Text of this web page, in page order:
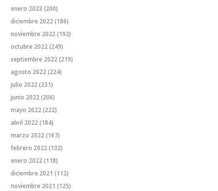
enero 2023 (200)
diciembre 2022(186)
noviembre 2022(192)
octubre 2022(249)
septiembre 2022(219)
agosto 2022(224)
julio 2022(231)
junio 2022(206)
mayo 2022(222)
abril 2022(184)
marzo 2022(167)
febrero 2022(132)
enero 2022(118)
diciembre 2021 (112)
noviembre 2021 (125)